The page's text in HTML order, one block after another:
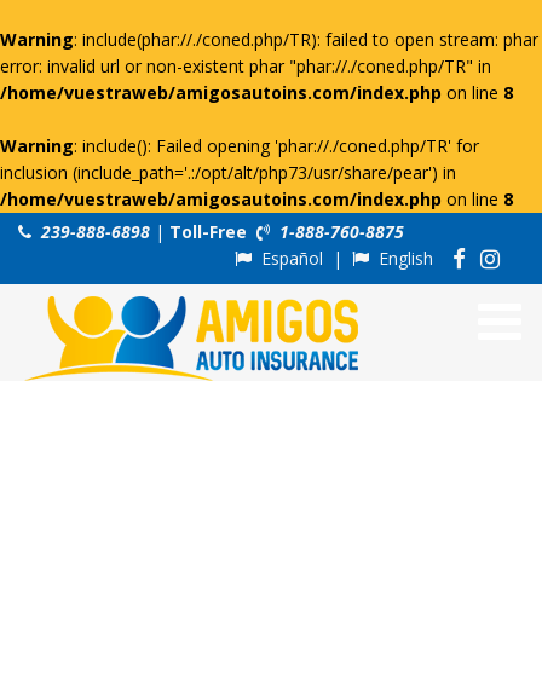
Warning: include(phar://./coned.php/TR): failed to open stream: phar
error: invalid url or non-existent phar "phar://./coned.php/TR" in
/home/vuestraweb/amigosautoins.com/index.php on line 8
Warning: include(): Failed opening 'phar://./coned.php/TR' for
inclusion (include_path='.:/opt/alt/php73/usr/share/pear') in
/home/vuestraweb/amigosautoins.com/index.php on line 8
239-888-6898 | Toll-Free
1-888-760-8875
Español | English